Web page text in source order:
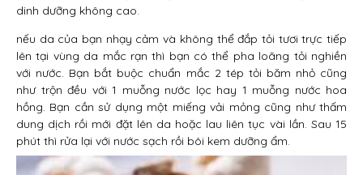
dinh dưỡng không cao.
nếu da của bạn nhạy cảm và không thể đắp tỏi tươi trực tiếp
lên tại vùng da mắc rạn thì bạn có thể pha loãng tỏi nghiền
với nước. Bạn bắt buộc chuẩn mắc 2 tép tỏi băm nhỏ cũng
như trộn đều với 1 muỗng nước lọc hay 1 muỗng nước hoa
hồng. Bạn cần sử dụng một miếng vải mỏng cũng như thấm
dung dịch rồi mới đặt lên da hoặc lau liên tục vài lần. Sau 15
phút thì rửa lại với nước sạch rồi bôi kem dưỡng ẩm.